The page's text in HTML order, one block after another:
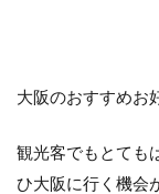
大阪のおすすめお
観光客でもとても
ひ大阪に行く機会